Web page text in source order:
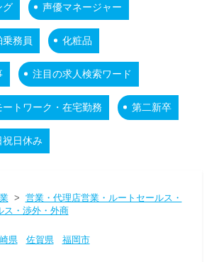
グ 声優マネージャー
務員 化粧品
注目の求人検索ワード
ートワーク・在宅勤務 第二新卒
祝日休み
> 営業・代理店営業・ルートセールス・
ス・渉外・外商
県 佐賀県
福岡市